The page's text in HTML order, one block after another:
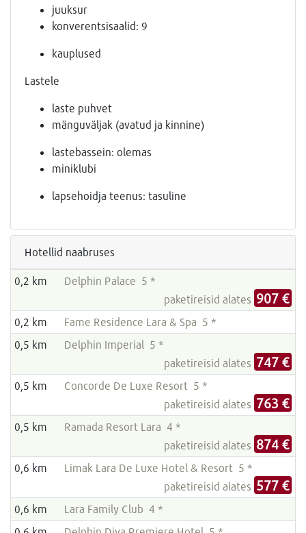
juuksur
konverentsisaalid: 9
kauplused
Lastele
laste puhvet
mänguväljak (avatud ja kinnine)
lastebassein: olemas
miniklubi
lapsehoidja teenus: tasuline
Hotellid naabruses
0,2 km
Delphin Palace 5 *
paketireisid alates 907 €
0,2 km
Fame Residence Lara & Spa 5 *
0,5 km
Delphin Imperial 5 *
paketireisid alates 747 €
0,5 km
Concorde De Luxe Resort 5 *
paketireisid alates 763 €
0,5 km
Ramada Resort Lara 4 *
paketireisid alates 874 €
0,6 km
Limak Lara De Luxe Hotel & Resort 5 *
paketireisid alates 577 €
0,6 km
Lara Family Club 4 *